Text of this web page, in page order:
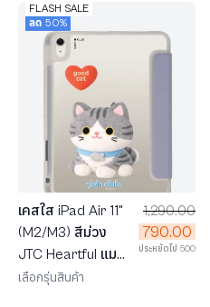
FLASH SALE
ลด 50%
เคสใส iPad Air 11"
(M2/M3) สีม่วง
JTC Heartful แมว
ลายสลิด
1,290.00
790.00
ประหยัดไป 500
เลือกรุ่นสินค้า